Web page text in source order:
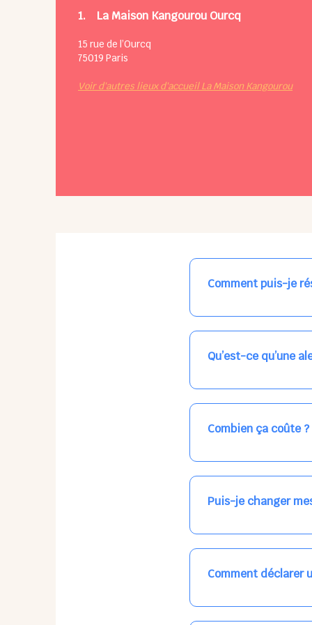
1. La Maison Kangourou Ourcq
15 rue de l’Ourcq
75019 Paris
Voir d'autres lieux d'accueil La Maison Kangourou
Comment puis-je
Nos places libres au
qui vous intéresse,
Qu’est-ce qu’une
Vous avez besoin
les places disponibles
Combien ça coûte ?
Votre accueil est
habituel. N'hésitez
Puis-je changer
Dans votre profil
email, par SMS, par
Comment déclarer
Signalez une absence
ou